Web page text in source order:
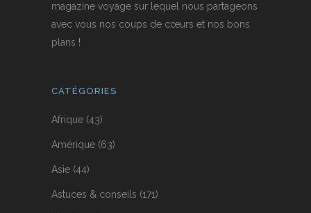
magazine voyage sur lequel nous partageons
avec vous nos coups de cœurs et nos bons
plans !
CATÉGORIES
Afrique (43)
Amérique (63)
Asie (44)
Astuces & conseils (171)